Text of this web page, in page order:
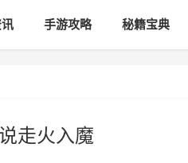
手游攻略 秘籍宝典
走火入魔